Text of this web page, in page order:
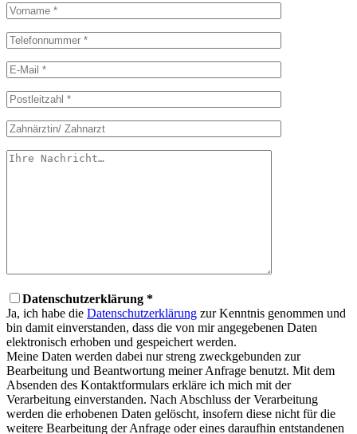
Datenschutzerklärung *
Ja, ich habe die Datenschutzerklärung zur Kenntnis genommen und
bin damit einverstanden, dass die von mir angegebenen Daten
elektronisch erhoben und gespeichert werden.
Meine Daten werden dabei nur streng zweckgebunden zur
Bearbeitung und Beantwortung meiner Anfrage benutzt. Mit dem
Absenden des Kontaktformulars erkläre ich mich mit der
Verarbeitung einverstanden. Nach Abschluss der Verarbeitung
werden die erhobenen Daten gelöscht, insofern diese nicht für die
weitere Bearbeitung der Anfrage oder eines daraufhin entstandenen